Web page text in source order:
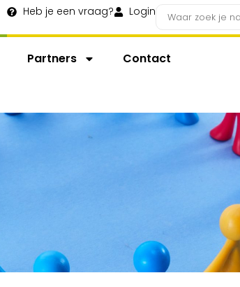
Heb je een vraag? Login
Partners Contact